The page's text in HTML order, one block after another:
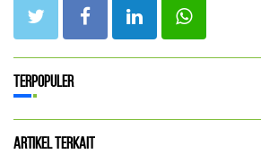
Terpopuler
Artikel Terkait